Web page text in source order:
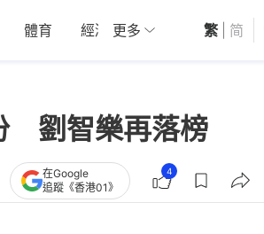
體育 經濟 01深圳 觀點
更多 繁 简
劉智樂再落榜
在Google
追蹤《香港01》
4